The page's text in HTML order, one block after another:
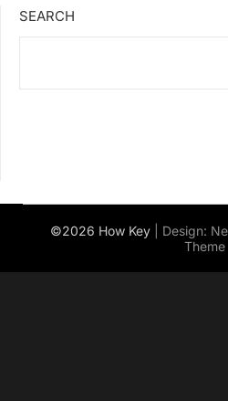
SEARCH
©2026 How Key | Design:
Theme